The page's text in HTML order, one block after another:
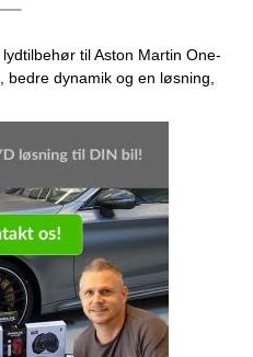
til Aston Martin One-
dynamik og en løsning,